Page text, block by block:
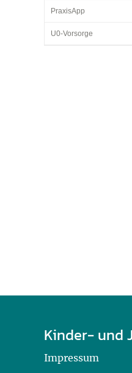
PraxisApp
U0-Vorsorge
Kinder- und
Impressum